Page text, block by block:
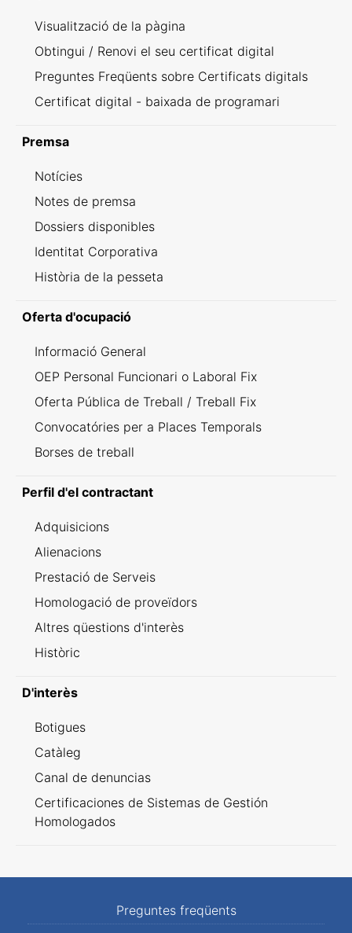
Visualització de la pàgina
Obtingui / Renovi el seu certificat digital
Preguntes Freqüents sobre Certificats digitals
Certificat digital - baixada de programari
Premsa
Notícies
Notes de premsa
Dossiers disponibles
Identitat Corporativa
Història de la pesseta
Oferta d'ocupació
Informació General
OEP Personal Funcionari o Laboral Fix
Oferta Pública de Treball / Treball Fix
Convocatóries per a Places Temporals
Borses de treball
Perfil d'el contractant
Adquisicions
Alienacions
Prestació de Serveis
Homologació de proveïdors
Altres qüestions d'interès
Històric
D'interès
Botigues
Catàleg
Canal de denuncias
Certificaciones de Sistemas de Gestión
Homologados
Preguntes freqüents